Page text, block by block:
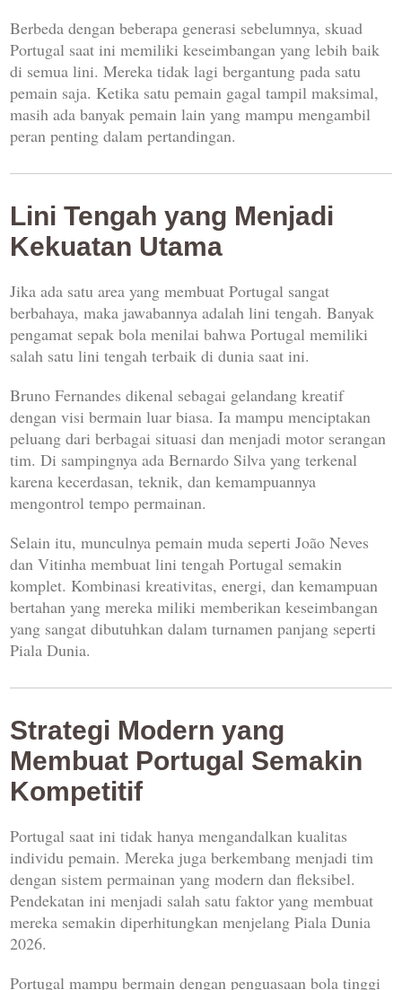
Berbeda dengan beberapa generasi sebelumnya, skuad
Portugal saat ini memiliki keseimbangan yang lebih baik
di semua lini. Mereka tidak lagi bergantung pada satu
pemain saja. Ketika satu pemain gagal tampil maksimal,
masih ada banyak pemain lain yang mampu mengambil
peran penting dalam pertandingan.
Lini Tengah yang Menjadi
Kekuatan Utama
Jika ada satu area yang membuat Portugal sangat
berbahaya, maka jawabannya adalah lini tengah. Banyak
pengamat sepak bola menilai bahwa Portugal memiliki
salah satu lini tengah terbaik di dunia saat ini.
Bruno Fernandes dikenal sebagai gelandang kreatif
dengan visi bermain luar biasa. Ia mampu menciptakan
peluang dari berbagai situasi dan menjadi motor serangan
tim. Di sampingnya ada Bernardo Silva yang terkenal
karena kecerdasan, teknik, dan kemampuannya
mengontrol tempo permainan.
Selain itu, munculnya pemain muda seperti João Neves
dan Vitinha membuat lini tengah Portugal semakin
komplet. Kombinasi kreativitas, energi, dan kemampuan
bertahan yang mereka miliki memberikan keseimbangan
yang sangat dibutuhkan dalam turnamen panjang seperti
Piala Dunia.
Strategi Modern yang
Membuat Portugal Semakin
Kompetitif
Portugal saat ini tidak hanya mengandalkan kualitas
individu pemain. Mereka juga berkembang menjadi tim
dengan sistem permainan yang modern dan fleksibel.
Pendekatan ini menjadi salah satu faktor yang membuat
mereka semakin diperhitungkan menjelang Piala Dunia
2026.
Portugal mampu bermain dengan penguasaan bola tinggi